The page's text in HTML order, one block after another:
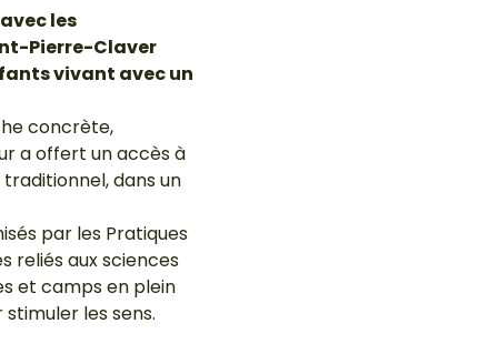
les
Pierre-Claver
vivant avec un
concrète,
a offert un accès à
dans un
par les Pratiques
reliés aux sciences
et camps en plein
les sens.